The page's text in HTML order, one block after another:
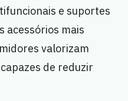
e suportes
acessórios mais
valorizam
de reduzir